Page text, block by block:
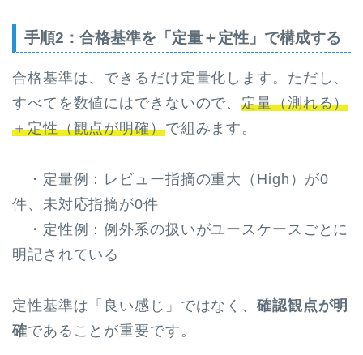
手順2：合格基準を「定量＋定性」で構成する
合格基準は、できるだけ定量化します。ただし、
すべてを数値にはできないので、定量（測れる）
＋定性（観点が明確）で組みます。
・定量例：レビュー指摘の重大（High）が0
件、未対応指摘が0件
・定性例：例外系の扱いがユースケースごとに
明記されている
定性基準は「良い感じ」ではなく、確認観点が明
確であることが重要です。